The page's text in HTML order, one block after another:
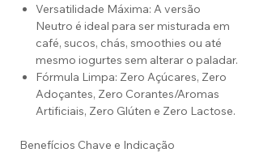
Versatilidade Máxima: A versão
Neutro é ideal para ser misturada em
café, sucos, chás, smoothies ou até
mesmo iogurtes sem alterar o paladar.
Fórmula Limpa: Zero Açúcares, Zero
Adoçantes, Zero Corantes/Aromas
Artificiais, Zero Glúten e Zero Lactose.
Benefícios Chave e Indicação